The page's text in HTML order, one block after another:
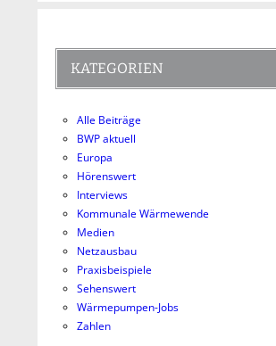
KATEGORIEN
Alle Beiträge
BWP aktuell
Europa
Hörenswert
Interviews
Kommunale Wärmewende
Medien
Netzausbau
Praxisbeispiele
Sehenswert
Wärmepumpen-Jobs
Zahlen